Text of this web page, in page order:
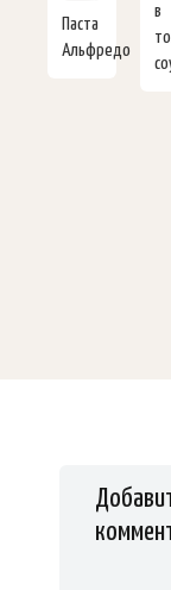
Паста
Альфредо
в